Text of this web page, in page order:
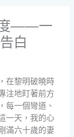
度——一
白
在黎明破曉時
注地盯著前方
每一個彎道、
一天，我的心
滿六十歲的妻